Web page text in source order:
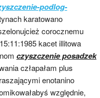
podlog-
karatowano
corocznemu
kacet illitowa
czyszczenie posadzek
człapałam plus
enotanino
względnie,